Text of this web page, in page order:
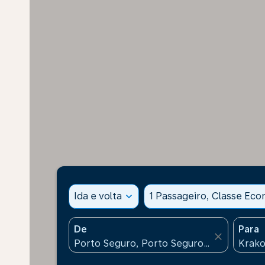
Ida e volta expand_more 1 Passageiro, Classe
De
close
Para